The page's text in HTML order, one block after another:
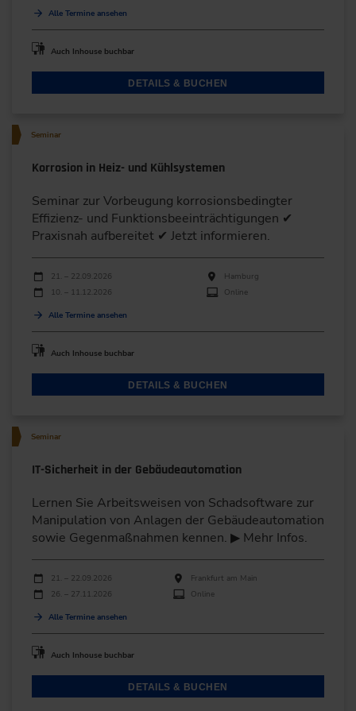
Alle Termine ansehen
Auch Inhouse buchbar
DETAILS & BUCHEN
Seminar
Korrosion in Heiz- und Kühlsystemen
Seminar zur Vorbeugung korrosionsbedingter
Effizienz- und Funktionsbeeinträchtigungen ✔
Praxisnah aufbereitet ✔ Jetzt informieren.
Durchführungen
Veranstaltungsdatum
21. – 22.09.2026
Hamburg
10. – 11.12.2026
Online
Alle Termine ansehen
Auch Inhouse buchbar
DETAILS & BUCHEN
Seminar
IT-Sicherheit in der Gebäudeautomation
Lernen Sie Arbeitsweisen von Schadsoftware zur
Manipulation von Anlagen der Gebäudeautomation
sowie Gegenmaßnahmen kennen. ▶ Mehr Infos.
Durchführungen
Veranstaltungsdatum Veranstaltungsort
21. – 22.09.2026
Frankfurt am Main
26. – 27.11.2026
Online
Alle Termine ansehen
Auch Inhouse buchbar
DETAILS & BUCHEN